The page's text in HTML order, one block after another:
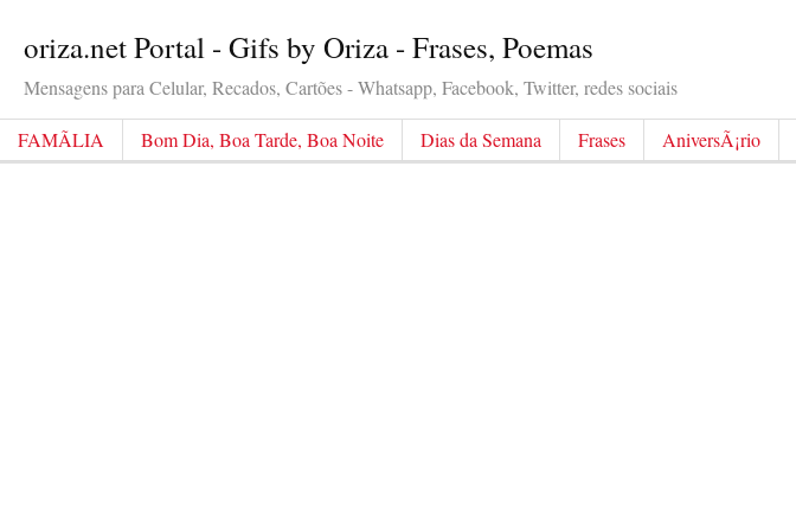
oriza.net Portal - Gifs by Oriza - Frases, Poemas
Mensagens para Celular, Recados, Cartões - Whatsapp, Facebook, Twitter, redes sociais
FAMÃLIA Bom Dia, Boa Tarde, Boa Noite Dias da Semana Frases AniversÃ¡rio